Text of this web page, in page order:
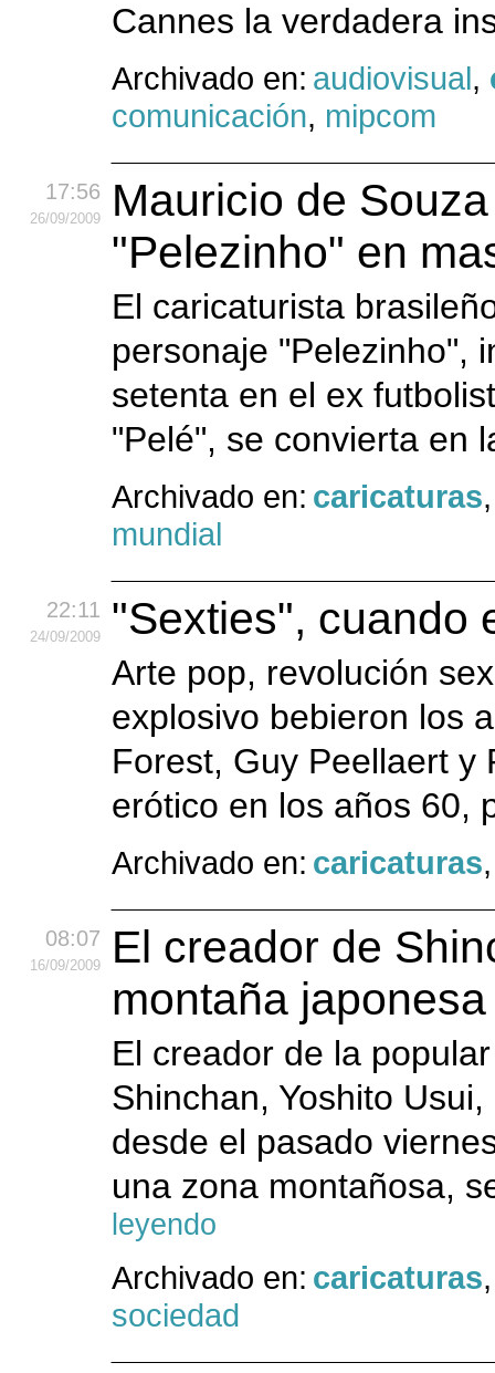
Cannes la verdadera
Archivado en: audiovisual,
comunicación, mipcom
17:56
26/09/2009
Mauricio de
"Pelezinho" en
El caricaturista
personaje "Pelezinho",
setenta en el ex
"Pelé", se convierta en
Archivado en: caricaturas
mundial
22:11
24/09/2009 "Sexties", cuando
Arte pop, revolución
explosivo bebieron los
Forest, Guy Peellaert y
erótico en los años 60,
Archivado en: caricaturas
08:07
16/09/2009
El creador de
montaña japonesa
El creador de la
Shinchan, Yoshito
desde el pasado
una zona montañosa,
leyendo
Archivado en: caricaturas
sociedad